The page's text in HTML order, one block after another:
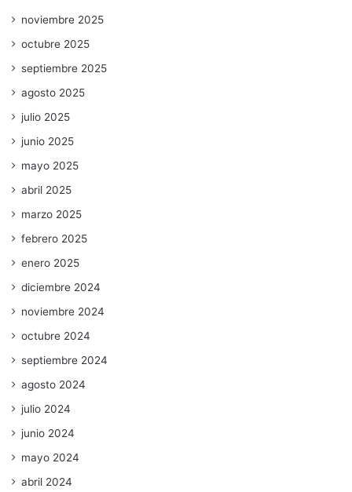
noviembre 2025
octubre 2025
septiembre 2025
agosto 2025
julio 2025
junio 2025
mayo 2025
abril 2025
marzo 2025
febrero 2025
enero 2025
diciembre 2024
noviembre 2024
octubre 2024
septiembre 2024
agosto 2024
julio 2024
junio 2024
mayo 2024
abril 2024